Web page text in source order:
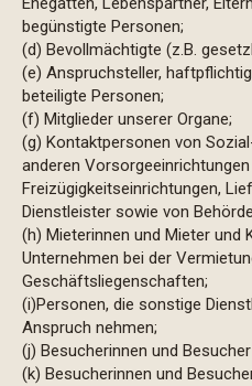
begünstigte Personen;
(d) Bevollmächtigte (z.B.
(e) Anspruchsteller,
beteiligte Personen;
(f) Mitglieder unserer Organe;
(g) Kontaktpersonen von
anderen Vorsorgeeinrichtungen
Freizügigkeitseinrichtungen,
Dienstleister sowie von
(h) Mieterinnen und Mieter und
Unternehmen bei der
Geschäftsliegenschaften;
(i)Personen, die sonstige
Anspruch nehmen;
(j) Besucherinnen und
(k) Besucherinnen und